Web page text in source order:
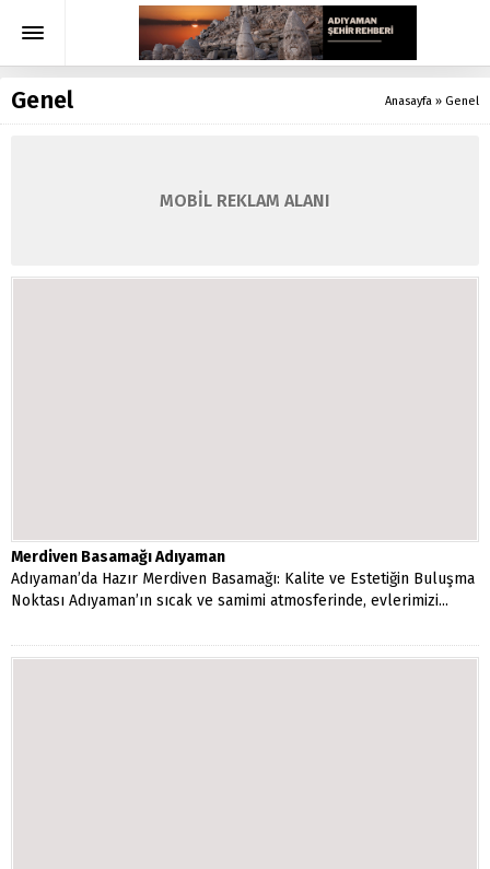
Genel Anasayfa » Genel
MOBİL REKLAM ALANI
Merdiven Basamağı Adıyaman
Adıyaman’da Hazır Merdiven Basamağı: Kalite ve Estetiğin Buluşma
Noktası Adıyaman’ın sıcak ve samimi atmosferinde, evlerimizi...